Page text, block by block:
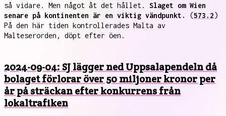
så vidare. Men något åt det hållet. Slaget om Wien
senare på kontinenten är en viktig vändpunkt.
(573.2)
På den här tiden kontrollerades Malta av
Malteserorden, döpt efter öen.
2024-09-04: SJ lägger ned Uppsalapendeln då
bolaget förlorar över 50 miljoner kronor per
år på sträckan efter konkurrens från
lokaltrafiken